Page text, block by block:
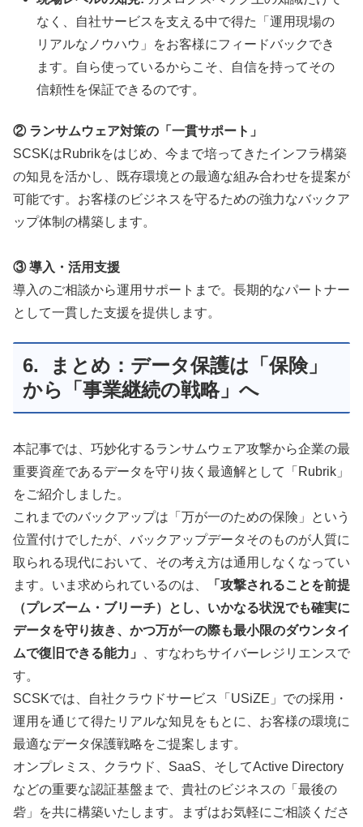
なく、自社サービスを支える中で得た「運用現場の
リアルなノウハウ」をお客様にフィードバックでき
ます。自ら使っているからこそ、自信を持ってその
信頼性を保証できるのです。
② ランサムウェア対策の「一貫サポート」
SCSKはRubrikをはじめ、今まで培ってきたインフラ構築
の知見を活かし、既存環境との最適な組み合わせを提案が
可能です。お客様のビジネスを守るための強力なバックア
ップ体制の構築します。
③ 導入・活用支援
導入のご相談から運用サポートまで。長期的なパートナー
として一貫した支援を提供します。
6. まとめ：データ保護は「保険」
から「事業継続の戦略」へ
本記事では、巧妙化するランサムウェア攻撃から企業の最
重要資産であるデータを守り抜く最適解として「Rubrik」
をご紹介しました。
これまでのバックアップは「万が一のための保険」という
位置付けでしたが、バックアップデータそのものが人質に
取られる現代において、その考え方は通用しなくなってい
ます。いま求められているのは、
「攻撃されることを前提
（プレズーム・ブリーチ）とし、いかなる状況でも確実に
データを守り抜き、かつ万が一の際も最小限のダウンタイ
ムで復旧できる能力」
、すなわちサイバーレジリエンスで
す。
SCSKでは、自社クラウドサービス「USiZE」での採用・
運用を通じて得たリアルな知見をもとに、お客様の環境に
最適なデータ保護戦略をご提案します。
オンプレミス、クラウド、SaaS、そしてActive Directory
などの重要な認証基盤まで、貴社のビジネスの「最後の
砦」を共に構築いたします。まずはお気軽にご相談くださ